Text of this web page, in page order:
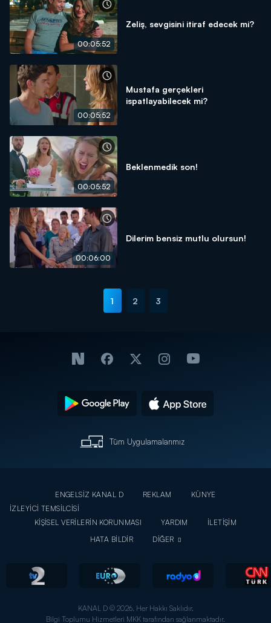
00:05:52
Zeliş, sevgisini itiraf edecek mi?
00:05:52
Mustafa gerçekleri
ispatlayabilecek mi?
00:05:52
Beklenmedik son!
00:06:00
Dilerim bensiz mutlu olursun!
1 2 3
Tüm Uygulamalarımız
ENGELSİZ KANAL D REKLAM
KÜNYE
İZLEYİCİ TEMSİLCİSİ
KİŞİSEL VERİLERİN KORUNMASI
YARDIM
İLETİŞİM
HATA BİLDİR
DİĞER
KANAL D © 2026. Her Hakkı Saklıdır.
Bilgi Toplumu Hizmetleri MKK tarafından sağlanmaktadır.